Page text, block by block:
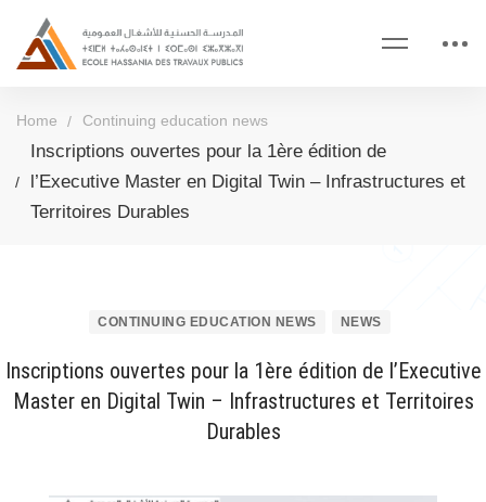
Home Continuing education news
Inscriptions ouvertes pour la 1ère édition de
l’Executive Master en Digital Twin – Infrastructures et
Territoires Durables
CONTINUING EDUCATION NEWS NEWS
Inscriptions ouvertes pour la 1ère édition de l’Executive
Master en Digital Twin – Infrastructures et Territoires
Durables